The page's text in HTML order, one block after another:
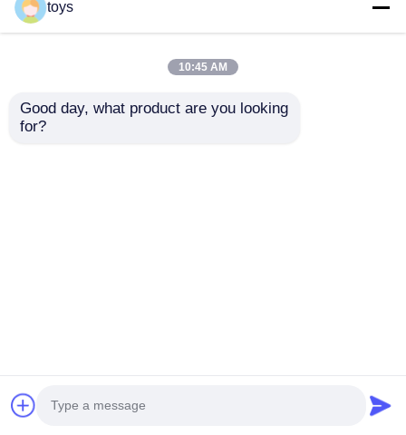
のホットセールスタイルをお勧めします
あ
なたのために 。
toys
10:45 AM
Good day, what product are you looking
for?